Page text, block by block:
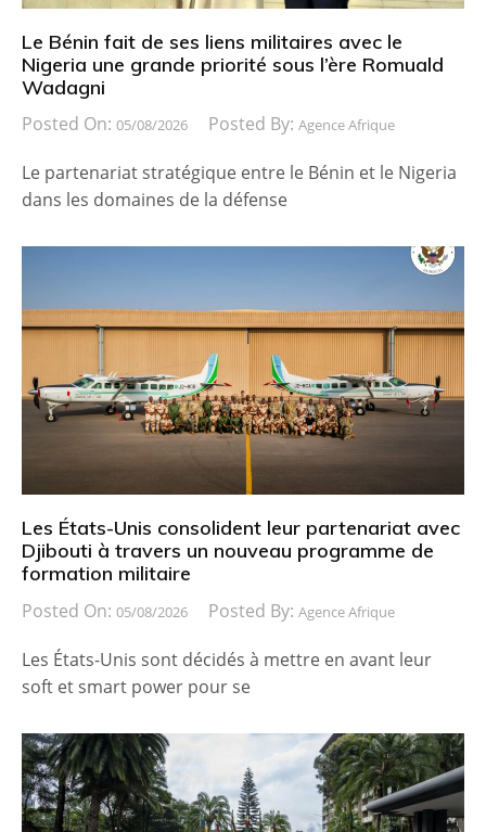
Le Bénin fait de ses liens militaires avec le
Nigeria une grande priorité sous l’ère Romuald
Wadagni
Posted On: 05/08/2026 Posted By: Agence Afrique
Le partenariat stratégique entre le Bénin et le Nigeria
dans les domaines de la défense
Les États-Unis consolident leur partenariat avec
Djibouti à travers un nouveau programme de
formation militaire
Posted On: 05/08/2026 Posted By: Agence Afrique
Les États-Unis sont décidés à mettre en avant leur
soft et smart power pour se